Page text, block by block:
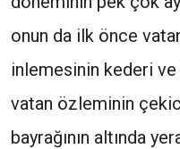
onun da ilk önce
inlemesinin kederi ve
vatan özleminin
bayrağının altında